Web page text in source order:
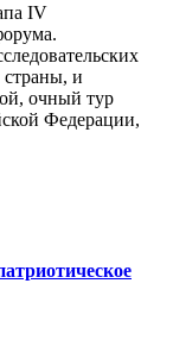
IV
страны, и
очный тур
Федерации,